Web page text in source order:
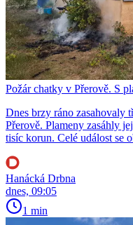
Požár chatky v Přerově. S
Dnes brzy ráno zasahovaly
Přerově. Plameny zasáhly
tisíc korun. Celé událost se
Hanácká Drbna
dnes, 09:05
1 min